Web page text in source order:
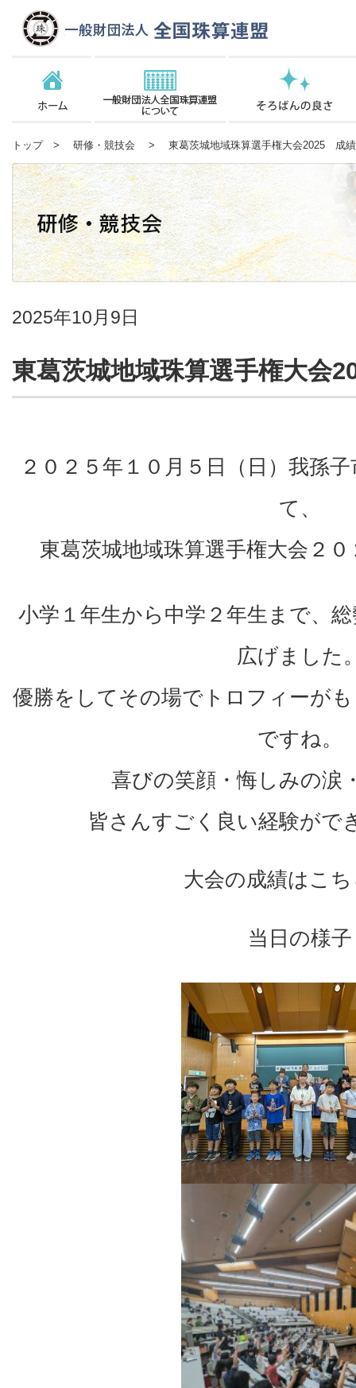
トップ> 研修・競技会 > 東葛茨城地域珠算選手権大会2025 成績
2025年10月9日
東葛茨城地域珠算選手権大会
２０２５年１０月５日（日）我孫
て、
東葛茨城地域珠算選手権大会２
小学１年生から中学２年生まで、
広げました
優勝をしてその場でトロフィーが
ですね。
喜びの笑顔・悔しみの涙
皆さんすごく良い経験がで
大会の成績はこ
当日の様子